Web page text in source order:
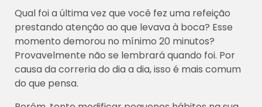
Qual foi a última vez que você fez uma refeição
prestando atenção ao que levava à boca? Esse
momento demorou no mínimo 20 minutos?
Provavelmente não se lembrará quando foi. Por
causa da correria do dia a dia, isso é mais comum
do que pensa.